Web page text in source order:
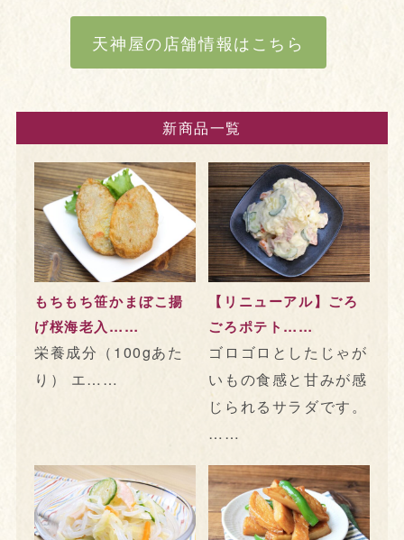
天神屋の店舗情報はこちら
新商品一覧
もちもち笹かまぼこ揚
げ桜海老入……
栄養成分（100gあた
り） エ……
【リニューアル】ごろ
ごろポテト……
ゴロゴロとしたじゃが
いもの食感と甘みが感
じられるサラダです。
……